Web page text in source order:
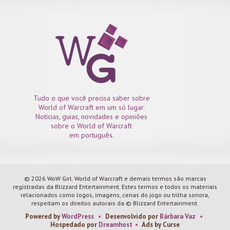
Tudo o que você precisa saber sobre
World of Warcraft em um só lugar.
Notícias, guias, novidades e opiniões
sobre o World of Warcraft
em português.
© 2026 WoW Girl. World of Warcraft e demais termos são marcas
registradas da Blizzard Entertainment. Estes termos e todos os materiais
relacionados como logos, imagens, cenas do jogo ou trilha sonora,
respeitam os direitos autorais da © Blizzard Entertainment.
Powered byWordPress • Desenvolvido por Bárbara Vaz •
Hospedado por Dreamhost • Ads by Curse